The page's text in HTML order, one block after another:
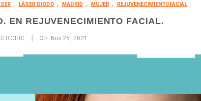
, LÁSER DIODO , MADRID , MUJER , REJUVENECIMIENTOFACIAL
EN REJUVENECIMIENTO FACIAL.
| On Nov 25, 2021